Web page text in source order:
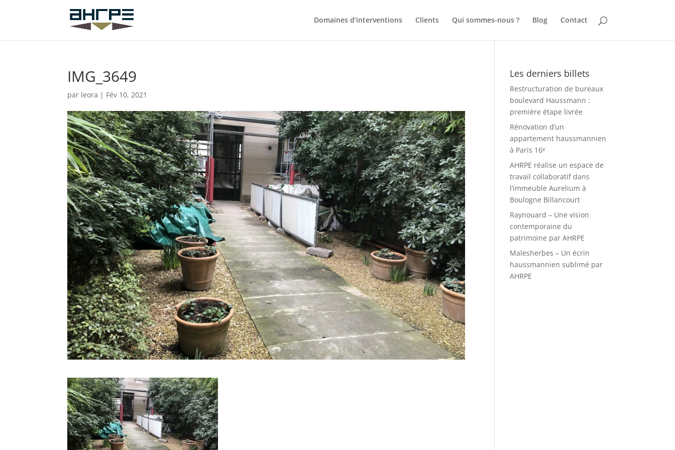
Domaines d’interventions Clients Qui sommes-nous ? Blog Contact
IMG_3649
par leora | Fév 10, 2021
Les derniers billets
Restructuration de bureaux
boulevard Haussmann :
première étape livrée
Rénovation d’un
appartement haussmannien
à Paris 16ᵉ
AHRPE réalise un espace de
travail collaboratif dans
l’immeuble Aurelium à
Boulogne Billancourt
Raynouard – Une vision
contemporaine du
patrimoine par AHRPE
Malesherbes – Un écrin
haussmannien sublimé par
AHRPE